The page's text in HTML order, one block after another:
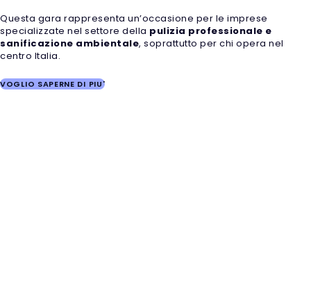
Questa gara rappresenta un’occasione per le imprese
specializzate nel settore della pulizia professionale e
sanificazione ambientale, soprattutto per chi opera nel
centro Italia.
VOGLIO SAPERNE DI PIU'